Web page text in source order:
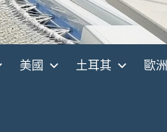
美國 土耳其 歐洲